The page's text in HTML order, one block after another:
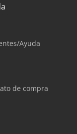
Ayuda
de compra